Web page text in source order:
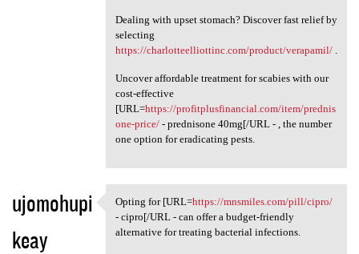
Dealing with upset stomach? Discover fast relief by
selecting
https://charlotteelliottinc.com/product/verapamil/.
Uncover affordable treatment for scabies with our
cost-effective
[URL=https://profitplusfinancial.com/item/prednis
one-price/- prednisone 40mg[/URL - , the number
one option for eradicating pests.
ujomohupi
keay
Opting for [URL=https:/
Opting for [URL=https://mnsmiles.com/pill/cipro/
- cipro[/URL - can offer a budget-friendly
alternative for treating bacterial infections.